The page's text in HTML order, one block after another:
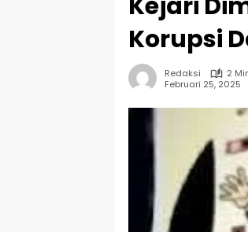
Korupsi
Redaksi
2
Februari 25, 2025